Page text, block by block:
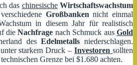
das chinesische Wirtschaftswachstum
Großbanken nicht einmal
in diesem Jahr für realistisch
dieNachfrage nach Schmuck ausGold
desEdelmetalls niederschlagen.
starkem Druck –Investoren sollten
Grenze bei $1.680 achten.